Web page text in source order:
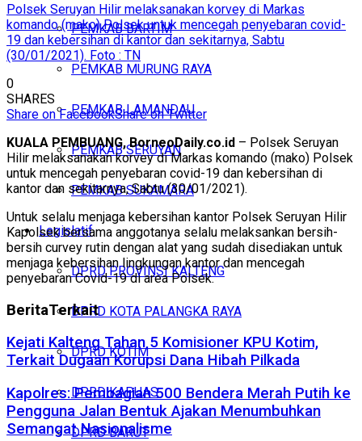
PEMKAB BARTIM
PEMKAB MURUNG RAYA
PEMKAB LAMANDAU
PEMKAB SERUYAN
PEMKAB SUKAMARA
Legislatif
DPRD PROVINSI KALTENG
DPRD KOTA PALANGKA RAYA
DPRD KOTIM
DPRD KAPUAS
DPRD BARUT
Polsek Seruyan Hilir melaksanakan korvey di Markas
komando (mako) Polsek untuk mencegah penyebaran covid-
19 dan kebersihan di kantor dan sekitarnya, Sabtu
(30/01/2021). Foto : TN
0
SHARES
Share on FacebookShare on Twitter
KUALA PEMBUANG, BorneoDaily.co.id – Polsek Seruyan
Hilir melaksanakan korvey di Markas komando (mako) Polsek
untuk mencegah penyebaran covid-19 dan kebersihan di
kantor dan sekitarnya, Sabtu (30/01/2021).
Untuk selalu menjaga kebersihan kantor Polsek Seruyan Hilir
Kapolsek bersama anggotanya selalu melaksankan bersih-
bersih curvey rutin dengan alat yang sudah disediakan untuk
menjaga kebersihan lingkungan kantor dan mencegah
penyebaran Covid-19 di area Polsek.
BeritaTerkait
Kejati Kalteng Tahan 5 Komisioner KPU Kotim,
Terkait Dugaan Korupsi Dana Hibah Pilkada
Kapolres: Pembagian 500 Bendera Merah Putih ke
Pengguna Jalan Bentuk Ajakan Menumbuhkan
Semangat Nasionalisme